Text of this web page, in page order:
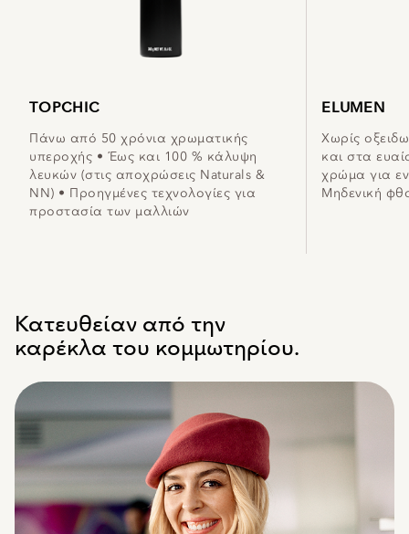
TOPCHIC
Πάνω από 50 χρόνια χρωματικής
υπεροχής • Έως και 100 % κάλυψη
λευκών (στις αποχρώσεις Naturals &
NN) • Προηγμένες τεχνολογίες για
προστασία των μαλλιών
ELUMEN
Χωρίς
και στα
χρώμα για
Μηδενική
Κατευθείαν από την
καρέκλα του κομμωτηρίου.